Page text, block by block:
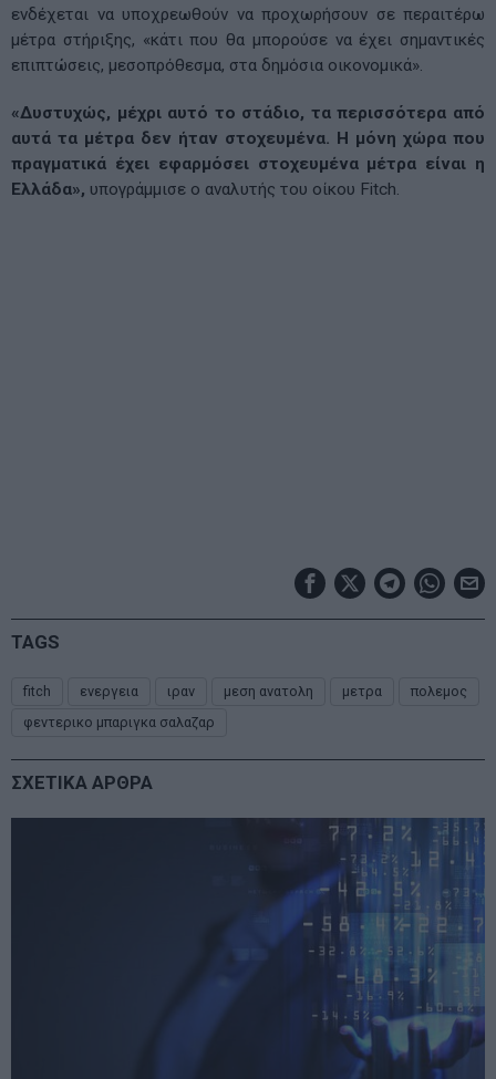
ενδέχεται να υποχρεωθούν να προχωρήσουν σε περαιτέρω
μέτρα στήριξης, «κάτι που θα μπορούσε να έχει σημαντικές
επιπτώσεις, μεσοπρόθεσμα, στα δημόσια οικονομικά».
«Δυστυχώς, μέχρι αυτό το στάδιο, τα περισσότερα από
αυτά τα μέτρα δεν ήταν στοχευμένα. Η μόνη χώρα που
πραγματικά έχει εφαρμόσει στοχευμένα μέτρα είναι η
Ελλάδα», υπογράμμισε ο αναλυτής του οίκου Fitch.
TAGS
fitch ενεργεια ιραν μεση ανατολη μετρα
πολεμος
φεντερικο μπαριγκα σαλαζαρ
ΣΧΕΤΙΚΑ ΑΡΘΡΑ